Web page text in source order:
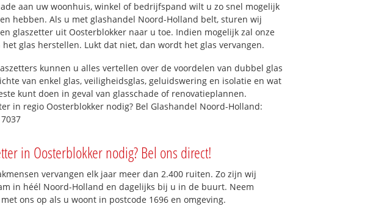
aan uw woonhuis, winkel of bedrijfspand wilt u zo snel mogelijk
hebben. Als u met glashandel Noord-Holland belt, sturen wij
glaszetter uit Oosterblokker naar u toe. Indien mogelijk zal onze
het glas herstellen. Lukt dat niet, dan wordt het glas vervangen.
kunnen u alles vertellen over de voordelen van dubbel glas
van enkel glas, veiligheidsglas, geluidswering en isolatie en wat
kunt doen in geval van glasschade of renovatieplannen.
in regio Oosterblokker nodig? Bel Glashandel Noord-Holland:
in Oosterblokker nodig? Bel ons direct!
vervangen elk jaar meer dan 2.400 ruiten. Zo zijn wij
in héél Noord-Holland en dagelijks bij u in de buurt. Neem
ons op als u woont in postcode 1696 en omgeving.